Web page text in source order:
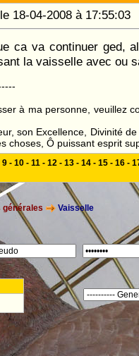
18-04-2008 à
ca va continuer ged,
la vaisselle avec ou
à ma personne, veuillez
son Excellence, Divinité
choses, Ô puissant esprit
9 - 10 - 11 - 12 - 13 - 14 - 15 - 16 -
Vaisselle